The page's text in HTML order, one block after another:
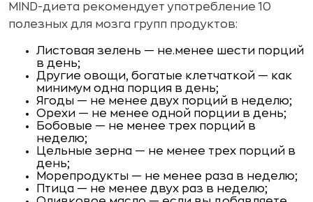
MIND-диета рекомендует употребление 10
полезных для мозга групп продуктов:
Листовая зелень — не.менее шести порций
в день;
Другие овощи, богатые клетчаткой — как
минимум одна порция в день;
Ягоды — не менее двух порций в неделю;
Орехи — не менее одной порции в день;
Бобовые — не менее трех порций в
неделю;
Цельные зерна — не менее трех порций в
день;
Морепродукты — не менее раза в неделю;
Птица — не менее двух раз в неделю;